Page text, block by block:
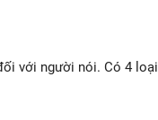
với người nói. Có 4 loại